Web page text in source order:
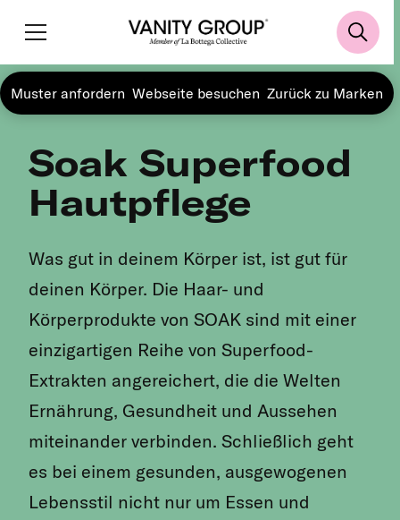
Muster anfordern Webseite besuchen Zurück zu Marken
Soak Superfood
Hautpflege
Was gut in deinem Körper ist, ist gut für
deinen Körper. Die Haar- und
Körperprodukte von SOAK sind mit einer
einzigartigen Reihe von Superfood-
Extrakten angereichert, die die Welten
Ernährung, Gesundheit und Aussehen
miteinander verbinden. Schließlich geht
es bei einem gesunden, ausgewogenen
Lebensstil nicht nur um Essen und